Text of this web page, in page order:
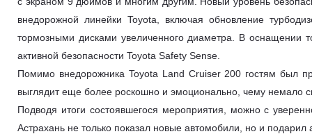
внедорожной линейки Toyota, включая обновление
тормозными дисками увеличенного диаметра. В оснащении
активной безопасности Toyota Safety Sense.
Помимо внедорожника Toyota Land Cruiser 200 гостям был
выглядит еще более роскошно и эмоционально, чему немало
Подводя итоги состоявшегося мероприятия, можно с
Астрахань не только показал новые автомобили, но и